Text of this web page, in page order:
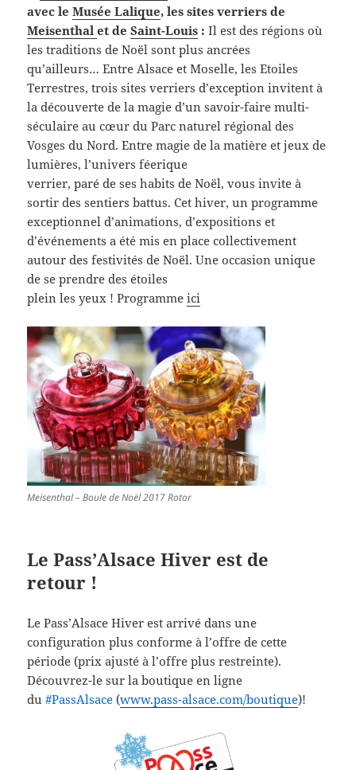
avec leMusée Lalique, les sites verriers de
Meisenthalet deSaint-Louis :Il est des régions où
les traditions de Noël sont plus ancrées
qu’ailleurs… Entre Alsace et Moselle, les Etoiles
Terrestres, trois sites verriers d’exception invitent à
la découverte de la magie d’un savoir-faire multi-
séculaire au cœur du Parc naturel régional des
Vosges du Nord. Entre magie de la matière et jeux de
lumières, l’univers féerique
verrier, paré de ses habits de Noël, vous invite à
sortir des sentiers battus. Cet hiver, un programme
exceptionnel d’animations, d’expositions et
d’événements a été mis en place collectivement
autour des festivités de Noël. Une occasion unique
de se prendre des étoiles
plein les yeux ! Programmeici
Meisenthal – Boule de Noël 2017 Rotor
Le Pass’Alsace Hiver est de
retour !
Le Pass’Alsace Hiver est arrivé dans une
configuration plus conforme à l’offre de cette
période (prix ajusté à l’offre plus restreinte).
Découvrez-le sur la boutique en ligne
du‪#‎PassAlsace‬ (www.pass-alsace.com/boutique)!